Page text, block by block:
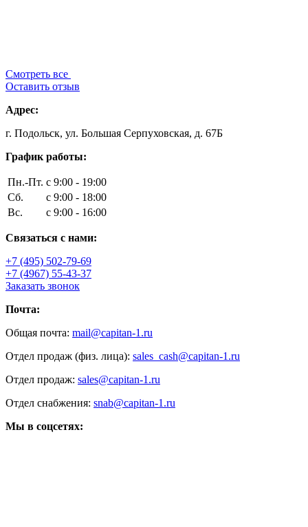
Смотреть все
Оставить отзыв
Адрес:
г. Подольск, ул. Большая Серпуховская, д. 67Б
График работы:
Пн.-Пт. с 9:00 - 19:00
Сб.
с 9:00 - 18:00
Вс.
с 9:00 - 16:00
Связаться с нами:
+7 (495) 502-79-69
+7 (4967) 55-43-37
Заказать звонок
Почта:
Общая почта: mail@capitan-1.ru
Отдел продаж (физ. лица): sales_cash@capitan-1.ru
Отдел продаж: sales@capitan-1.ru
Отдел снабжения: snab@capitan-1.ru
Мы в соцсетях: